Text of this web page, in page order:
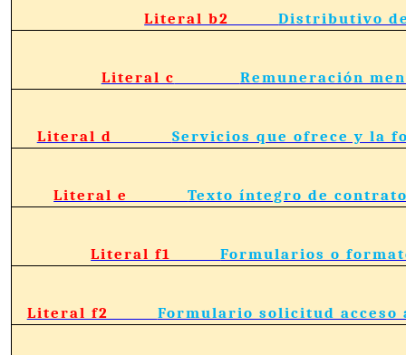
Literal b2Distributivo
Literal c Remuneración
Literal d Servicios que ofrece y la
Literal eTexto íntegro de
Literal f1Formularios o
Literal f2 Formulario solicitud